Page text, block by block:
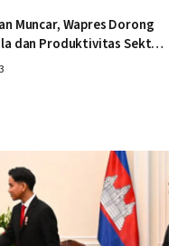
Muncar, Wapres Dorong
dan Produktivitas Sektor
3